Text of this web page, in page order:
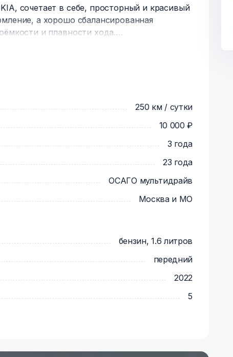
сочетает в себе, просторный и красивый
а хорошо сбалансированная
и плавности хода.
регионы, возможно по согласованию).
250 км / сутки
10 000 ₽
3 года
23 года
ОСАГО мультидрайв
Москва и МО
бензин, 1.6 литров
передний
2022
5